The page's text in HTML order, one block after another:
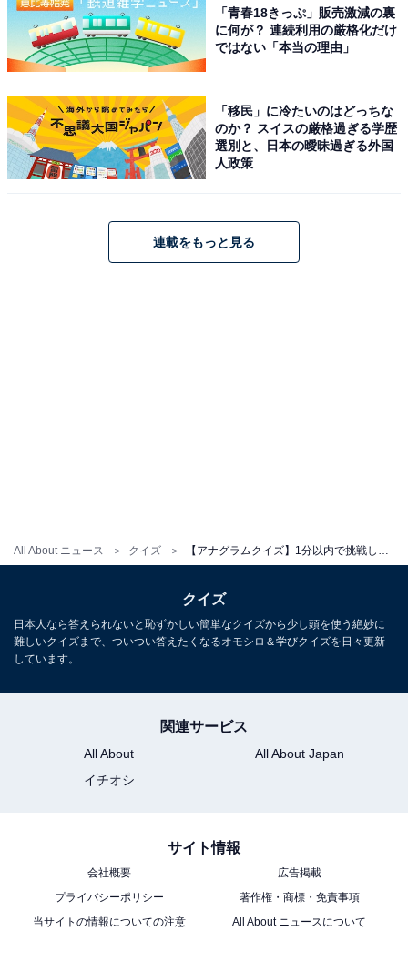
All About ニュース クイズ
「青春18きっぷ」販売激減の裏
に何が？ 連続利用の厳格化だけ
ではない「本当の理由」
「移民」に冷たいのはどっちな
のか？ スイスの厳格過ぎる学歴
選別と、日本の曖昧過ぎる外国
人政策
連載をもっと見る
クイズ
日本人なら答えられないと恥ずかしい簡単なクイズから少し頭を使う絶妙に
難しいクイズまで、ついつい答えたくなるオモシロ＆学びクイズを日々更新
しています。
関連サービス
All About
All About Japan
イチオシ
サイト情報
会社概要
広告掲載
プライバシーポリシー
著作権・商標・免責事項
当サイトの情報についての注意
All About ニュースについて